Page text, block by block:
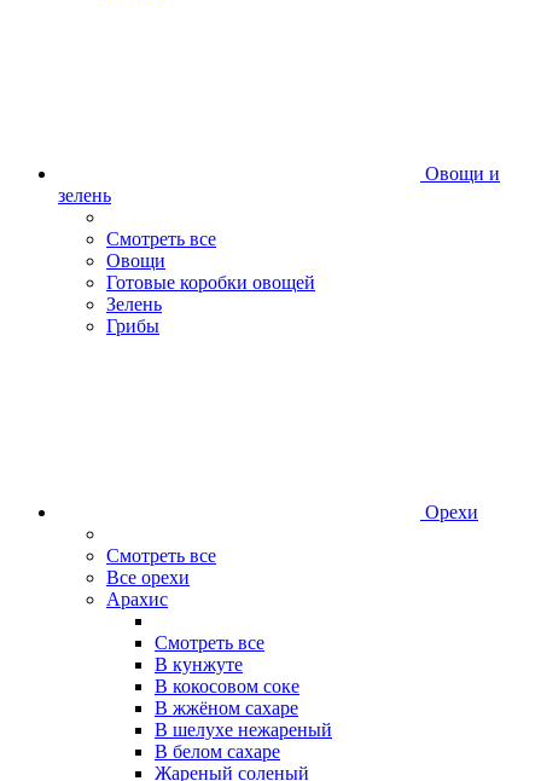
Овощи и
зелень
Смотреть все
Овощи
Готовые коробки овощей
Зелень
Грибы
Орехи
Смотреть все
Все орехи
Арахис
Смотреть все
В кунжуте
В кокосовом соке
В жжёном сахаре
В шелухе нежареный
В белом сахаре
Жареный соленый